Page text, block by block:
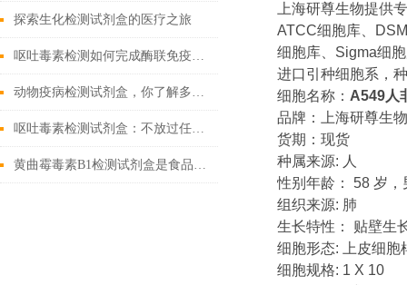
探索生化检测试剂盒的医疗之旅
呕吐毒素检测如何完成酶联免疫试验
动物疫病检测试剂盒，你了解多少？
呕吐毒素检测试剂盒：不放过任何微量毒素隐患
黄曲霉毒素B1检测试剂盒是食品安全的新工具
上海研尊生物提供
ATCC细胞库、
细胞库、Sigma细
进口引种细胞系，
细胞名称： A549人
品牌：上海研尊生物
货期：现货
种属来源: 人
性别年龄： 58 岁，
组织来源: 肺
生长特性： 贴壁生
细胞形态: 上皮细胞
细胞规格: 1 X 10